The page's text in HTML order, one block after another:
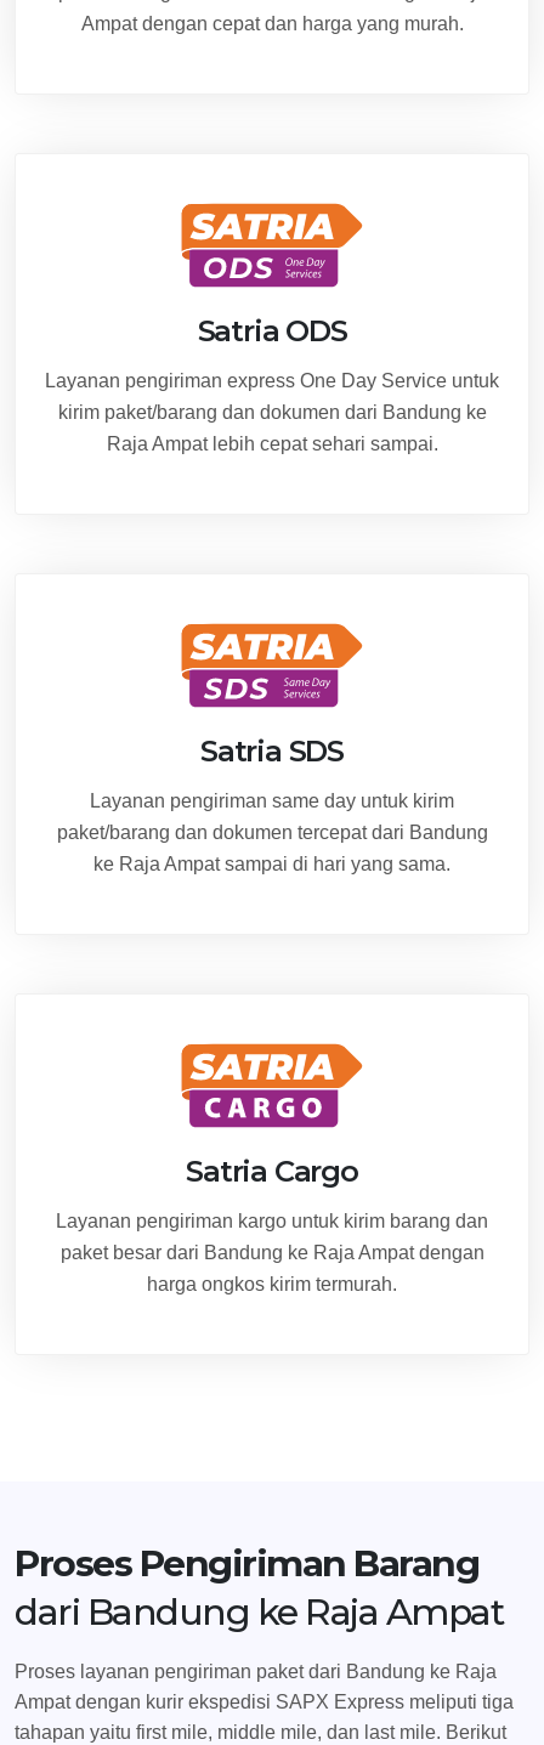
Ampat dengan cepat dan harga yang murah.
Satria ODS
Layanan pengiriman express One Day Service untuk
kirim paket/barang dan dokumen dari Bandung ke
Raja Ampat lebih cepat sehari sampai.
Satria SDS
Layanan pengiriman same day untuk kirim
paket/barang dan dokumen tercepat dari Bandung
ke Raja Ampat sampai di hari yang sama.
Satria Cargo
Layanan pengiriman kargo untuk kirim barang dan
paket besar dari Bandung ke Raja Ampat dengan
harga ongkos kirim termurah.
Proses Pengiriman Barang
dari Bandung ke Raja Ampat
Proses layanan pengiriman paket dari Bandung ke Raja
Ampat dengan kurir ekspedisi SAPX Express meliputi tiga
tahapan yaitu first mile, middle mile, dan last mile. Berikut